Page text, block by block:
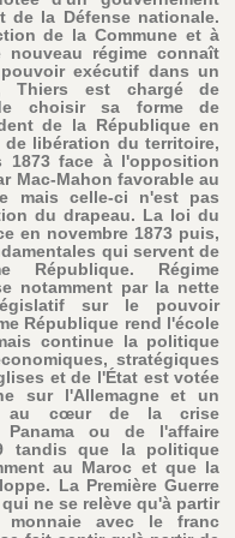
de la Défense nationale.
de la Commune et à
régime connaît
exécutif dans un
Thiers est chargé de
choisir sa forme de
de la République en
libération du territoire,
face à l'opposition
Mac-Mahon favorable au
mais celle-ci n'est pas
du drapeau. La loi du
en novembre 1873 puis,
qui servent de
République. Régime
notamment par la nette
sur le pouvoir
République rend l'école
continue la politique
stratégiques
et de l'État est votée
sur l'Allemagne et un
au cœur de la crise
ou de l'affaire
tandis que la politique
au Maroc et que la
La Première Guerre
ne se relève qu'à partir
avec le franc